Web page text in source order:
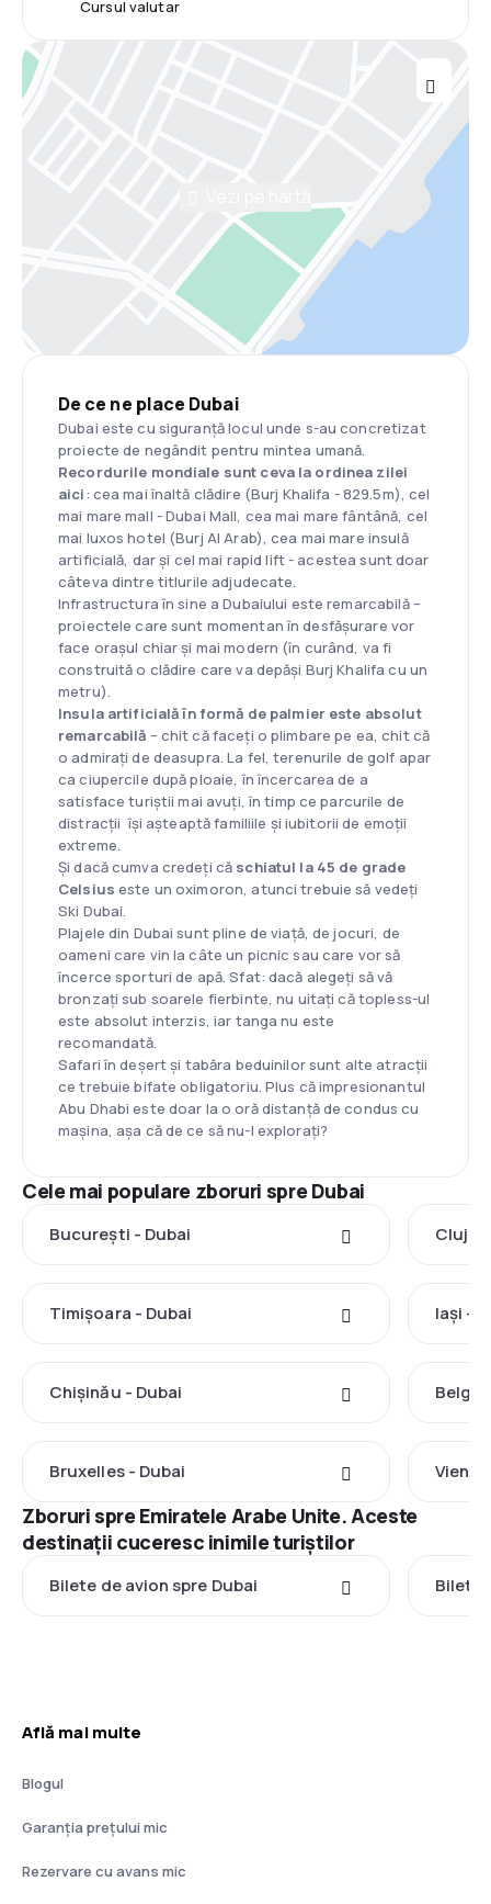
Cursul valutar
De ce ne place Dubai
Dubai este cu siguranță locul unde s-au concretizat
proiecte de negândit pentru mintea umană.
Recordurile mondiale sunt ceva la ordinea zilei
aici: cea mai înaltă clădire (Burj Khalifa - 829.5m), cel
mai mare mall - Dubai Mall, cea mai mare fântână, cel
mai luxos hotel (Burj Al Arab), cea mai mare insulă
artificială, dar și cel mai rapid lift - acestea sunt doar
câteva dintre titlurile adjudecate.
Infrastructura în sine a Dubaiului este remarcabilă –
proiectele care sunt momentan în desfășurare vor
face orașul chiar și mai modern (în curând, va fi
construită o clădire care va depăși Burj Khalifa cu un
metru).
Insula artificială în formă de palmier este absolut
remarcabilă – chit că faceți o plimbare pe ea, chit că
o admirați de deasupra. La fel, terenurile de golf apar
ca ciupercile după ploaie, în încercarea de a
satisface turiștii mai avuți, în timp ce parcurile de
distracții își așteaptă familiile și iubitorii de emoții
extreme.
Și dacă cumva credeți că schiatul la 45 de grade
Celsius este un oximoron, atunci trebuie să vedeți
Ski Dubai.
Plajele din Dubai sunt pline de viață, de jocuri, de
oameni care vin la câte un picnic sau care vor să
încerce sporturi de apă. Sfat: dacă alegeți să vă
bronzați sub soarele fierbinte, nu uitați că topless-ul
este absolut interzis, iar tanga nu este
recomandată.
Safari în deșert și tabăra beduinilor sunt alte atracții
ce trebuie bifate obligatoriu. Plus că impresionantul
Abu Dhabi este doar la o oră distanță de condus cu
mașina, așa că de ce să nu-l explorați?
Cele mai populare zboruri spre Dubai
București - Dubai Cluj-
Timișoara - Dubai Iași -
Chișinău - Dubai
Bruxelles - Dubai Viena
Zboruri spre Emiratele Arabe Unite. Aceste
destinații cuceresc inimile turiștilor
Bilete de avion spre Dubai Bilete
Află mai multe
Blogul
Garanția prețului mic
Rezervare cu avans mic